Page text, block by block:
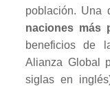
población. Una
naciones más
beneficios de
Alianza Global
siglas en